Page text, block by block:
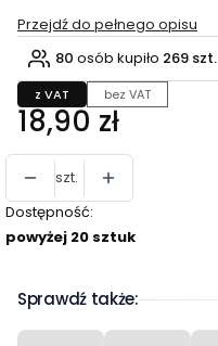
Przejdź do pełnego opisu
80 osób kupiło 269 szt.
z VAT bez VAT
Cena
18,90 zł
szt.
Dostępność:
powyżej 20 sztuk
Sprawdź także: